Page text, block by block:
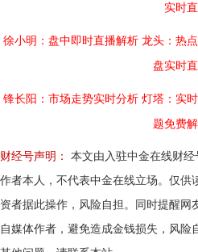
实时
徐小明：盘中即时直播解析 龙头：热
盘实时
锋长阳：市场走势实时分析 灯塔：实
题免费
财经号声明：
本文由入驻中金在线财
作者本人，不代表中金在线立场。仅供
资者据此操作，风险自担。同时提醒网
自媒体作者，避免造成金钱损失，风险